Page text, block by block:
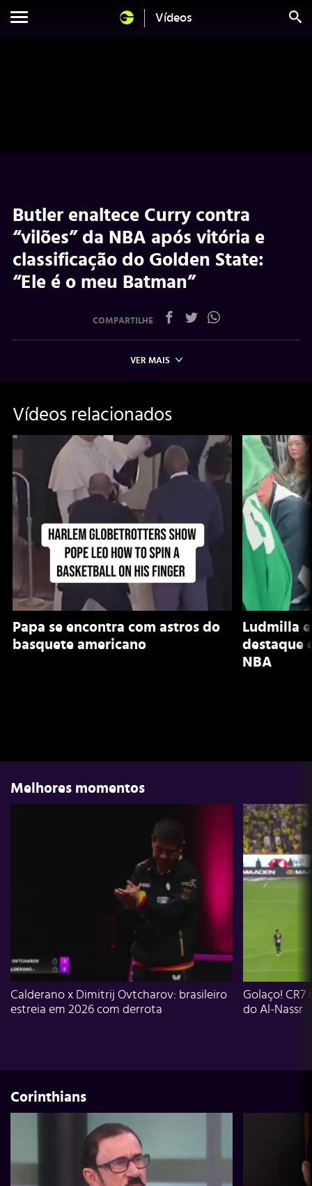
Vídeos
Butler enaltece Curry contra
“vilões” da NBA após vitória e
classificação do Golden State:
“Ele é o meu Batman”
COMPARTILHE
VER MAIS
Vídeos relacionados
Papa se encontra com astros do
basquete americano
Ludmilla
destaque
NBA
Melhores momentos
Calderano x Dimitrij Ovtcharov: brasileiro
estreia em 2026 com derrota
Golaço!
do Al-Nassr
Corinthians